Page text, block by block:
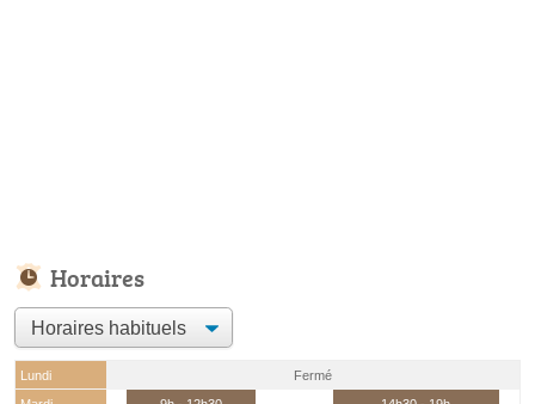
Horaires
Lundi
Fermé